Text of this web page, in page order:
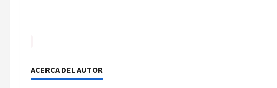
ACERCA DEL AUTOR